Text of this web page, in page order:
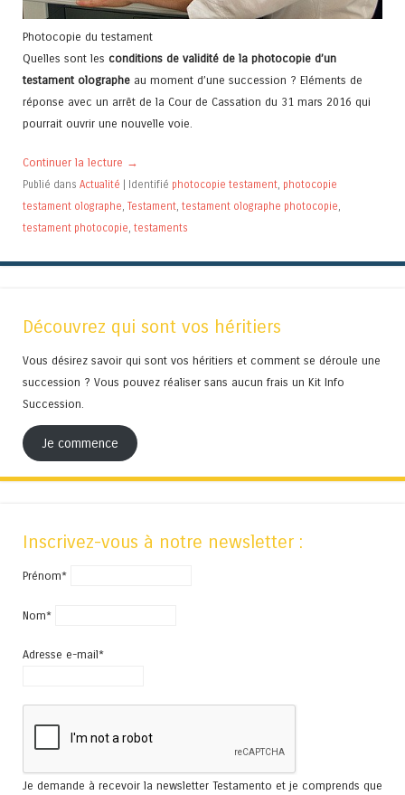
Photocopie du testament
Quelles sont les conditions de validité de la photocopie d’un
testament olographe au moment d’une succession ? Eléments de
réponse avec un arrêt de la Cour de Cassation du 31 mars 2016 qui
pourrait ouvrir une nouvelle voie.
Continuer la lecture →
Publié dans Actualité | Identifié photocopie testament, photocopie
testament olographe, Testament, testament olographe photocopie,
testament photocopie, testaments
Découvrez qui sont vos héritiers
Vous désirez savoir qui sont vos héritiers et comment se déroule une
succession ? Vous pouvez réaliser sans aucun frais un Kit Info
Succession.
Je commence
Inscrivez-vous à notre newsletter :
Prénom*
Nom*
Adresse e-mail*
Je demande à recevoir la newsletter Testamento et je comprends que